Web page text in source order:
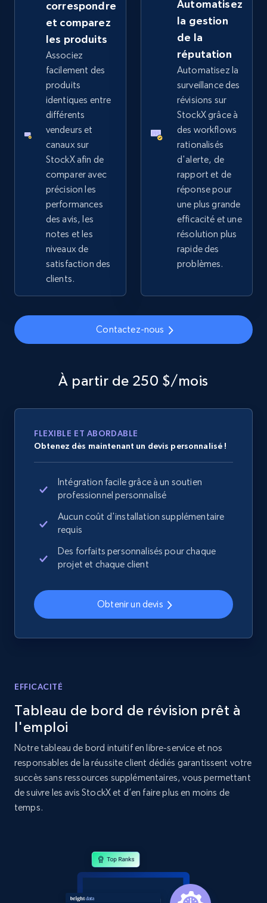
Google Shopping - collects products from
web using keywords
URL, Product id, Title, Product description,
Rating, Reviews count, Images, Variations, and
more.
2.4K+ Commencer
Amazon products global dataset
Title, Seller name, Brand, Description, Initial
price, Currency, Availability, Reviews count, and
more.
2.1K+
Title, Seller name, Brand, Description, Initial
price, Currency, Availability, Reviews count, and
2.1K+ 375+
Amazon products global dataset -
Collecting products by keyword search
Title, Seller name, Brand, Description, Initial
price, Currency, Availability, Reviews count, and
Amazon products global dataset - Collects
price, Currency, Availability, Reviews count, and
2.1K+
Amazon products global dataset - Collect
Amazon products by seller URL
correspondre
et comparez
les produits
Associez
facilement des
produits
identiques entre
différents
vendeurs et
canaux sur
StockX afin de
comparer avec
précision les
performances
des avis, les
notes et les
niveaux de
satisfaction des
clients.
Automatisez
la gestion
de la
réputation
Automatisez la
surveillance des
révisions sur
StockX grâce à
des workflows
rationalisés
d'alerte, de
rapport et de
réponse pour
une plus grande
efficacité et une
résolution plus
rapide des
problèmes.
Contactez-nous
À partir de 250 $/mois
FLEXIBLE ET ABORDABLE
Obtenez dès maintenant un devis personnalisé !
Intégration facile grâce à un soutien
professionnel personnalisé
Aucun coût d'installation supplémentaire
requis
Des forfaits personnalisés pour chaque
projet et chaque client
Obtenir un devis
EFFICACITÉ
Tableau de bord de révision prêt à
l'emploi
Notre tableau de bord intuitif en libre-service et nos
responsables de la réussite client dédiés garantissent votre
succès sans ressources supplémentaires, vous permettant
de suivre les avis StockX et d’en faire plus en moins de
temps.